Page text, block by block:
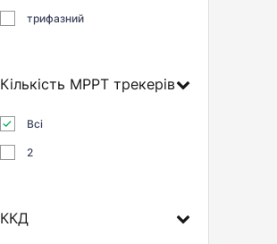
трифазний
Кількість MPPT трекерів
Всі
2
ККД